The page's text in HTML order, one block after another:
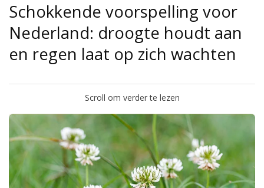
Schokkende voorspelling voor
Nederland: droogte houdt aan
en regen laat op zich wachten
Scroll om verder te lezen